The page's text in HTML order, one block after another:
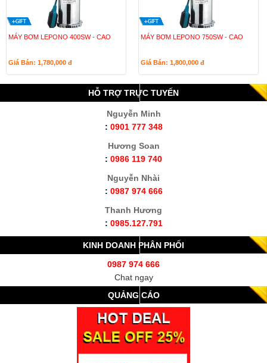
MÁY BƠM LEPONO 400SW - CAO
Giá Bán: 1,780,000 đ
MÁY BƠM LEPONO 750SW - CAO
Giá Bán: 1,800,000 đ
HỖ TRỢ TRỰC TUYẾN
Nguyễn Minh
: 0901 777 348
Hương Soan
: 0986 119 740
Nguyễn Nhài
: 0987 974 666
Thanh Hương
: 0985.127.791
KINH DOANH PHÂN PHỐI
0987 974 666
Chat ngay
QUẢNG CÁO